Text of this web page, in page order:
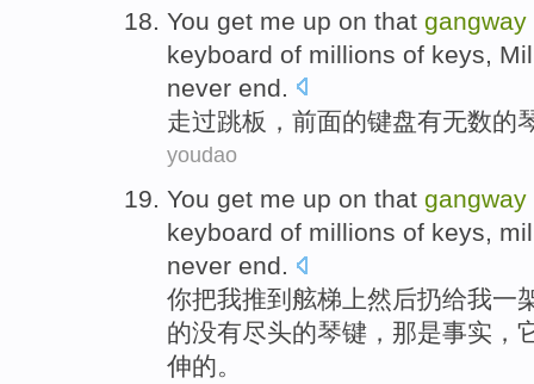
You get me up on that gangway
keyboard of millions of keys ,
never end.
走过跳板 ， 前面的键盘有无数的
youdao
You get me up on that gangway
keyboard of millions of keys,
never end.
你把我推到 舷梯 上然后扔给我一
的没有尽头的琴键， 那是事实，
伸的。